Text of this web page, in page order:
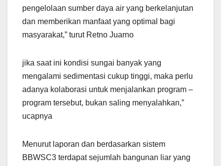
pengelolaan sumber daya air yang berkelanjutan
dan memberikan manfaat yang optimal bagi
masyarakat,” turut Retno Juarno
jika saat ini kondisi sungai banyak yang
mengalami sedimentasi cukup tinggi, maka perlu
adanya kolaborasi untuk menjalankan program –
program tersebut, bukan saling menyalahkan,”
ucapnya
Menurut laporan dan berdasarkan sistem
BBWSC3 terdapat sejumlah bangunan liar yang